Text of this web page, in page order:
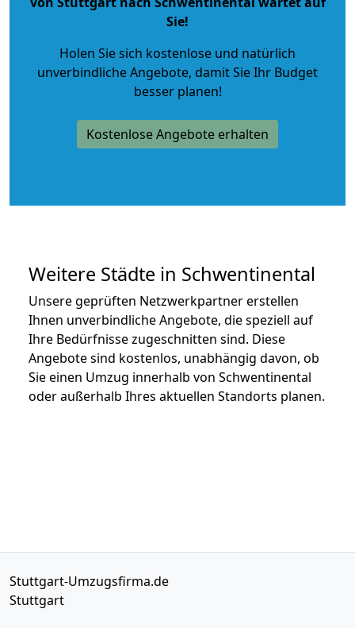
Sie!
Holen Sie sich kostenlose und natürlich
unverbindliche Angebote, damit Sie Ihr Budget
besser planen!
Kostenlose Angebote erhalten
Weitere Städte in Schwentinental
Unsere geprüften Netzwerkpartner erstellen
Ihnen unverbindliche Angebote, die speziell auf
Ihre Bedürfnisse zugeschnitten sind. Diese
Angebote sind kostenlos, unabhängig davon, ob
Sie einen Umzug innerhalb von Schwentinental
oder außerhalb Ihres aktuellen Standorts planen.
Stuttgart-Umzugsfirma.de
Stuttgart